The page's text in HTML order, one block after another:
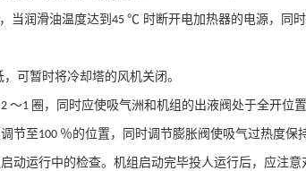
当润滑油温度达到 45 ℃ 时断开电加热器的电源，同
可暂时将冷却塔的风机关闭。
～1 圈，同时应使吸气洲和机组的出液阀处于全开位置
节至100 ％的位置，同时调节膨胀阀使吸气过热度保
动运行中的检查。机组启动完毕投人运行后，应注意